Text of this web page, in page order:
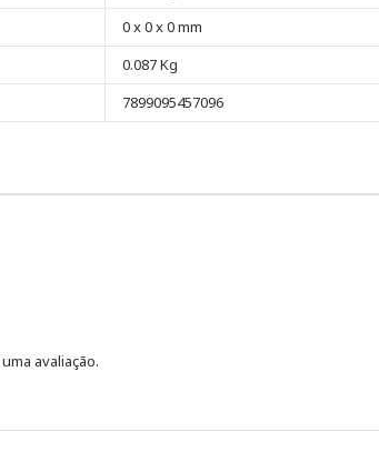
0 x 0 x 0 mm
0.087 Kg
7899095457096
avaliação.